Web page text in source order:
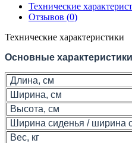
Технические
Отзывов (0)
Технические характеристики
Основные
Длина, см
Ширина, см
Высота, см
Ширина сиденья / ширина
Вес, кг